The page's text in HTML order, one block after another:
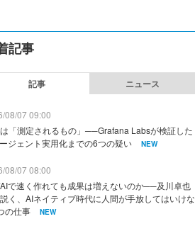
記事
記事 ニュース
08/07 09:00
「測定されるもの」──Grafana Labsが検証した
ジェント実用化までの6つの疑い
NEW
08/07 08:00
で速く作れても成果は増えないのか──及川卓也
く、AIネイティブ時代に人間が手放してはいけな
の仕事
NEW